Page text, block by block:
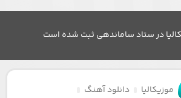
در ستاد ساماندهی ثبت شده است
موزیکالیا
دانلود آهنگ